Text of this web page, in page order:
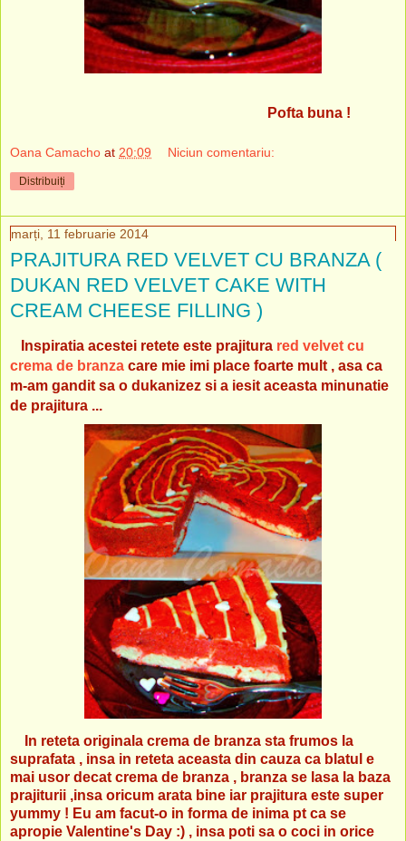
Pofta buna !
Oana Camacho at 20:09 Niciun comentariu:
Distribuiți
marți, 11 februarie 2014
PRAJITURA RED VELVET CU BRANZA (
DUKAN RED VELVET CAKE WITH
CREAM CHEESE FILLING )
Inspiratia acestei retete este prajitura red velvet cu
crema de branza care mie imi place foarte mult , asa ca
m-am gandit sa o dukanizez si a iesit aceasta minunatie
de prajitura ...
In reteta originala crema de branza sta frumos la
suprafata , insa in reteta aceasta din cauza ca blatul e
mai usor decat crema de branza , branza se lasa la baza
prajiturii ,insa oricum arata bine iar prajitura este super
yummy ! Eu am facut-o in forma de inima pt ca se
apropie Valentine's Day :) , insa poti sa o coci in orice